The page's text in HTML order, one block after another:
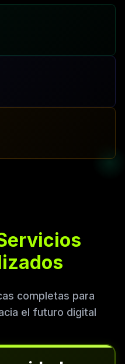
completas para
el futuro digital